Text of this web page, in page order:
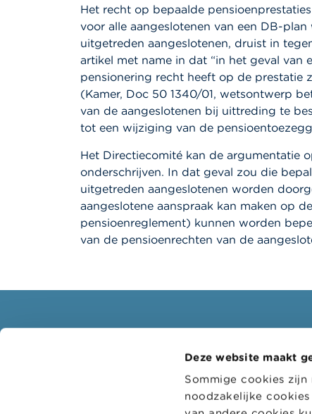
Deze website maakt
Sommige cookies
noodzakelijke
Het recht op bepaalde
voor alle aangeslotenen van een DB-
uitgetreden aangeslotenen, druist in
artikel met name in dat “in het geval van
pensionering recht heeft op de prestatie
(Kamer, Doc 50 1340/01, wetsontwerp
van de aangeslotenen bij uittreding te
tot een wijziging van de
Het Directiecomité kan de argumentatie
onderschrijven. In dat geval zou die
uitgetreden aangeslotenen worden
aangeslotene aanspraak kan maken op
pensioenreglement) kunnen worden
van de pensioenrechten van de
Waarschuwingen & sancties